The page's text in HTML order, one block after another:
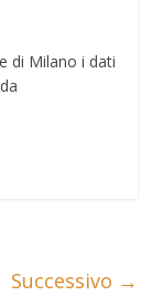
di Milano i dati
Successivo →